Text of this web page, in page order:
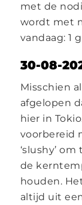
met de
wordt met
vandaag: 1
30-08-
Misschien
afgelopen
hier in
voorbereid
‘slushy’
de
houden.
altijd uit